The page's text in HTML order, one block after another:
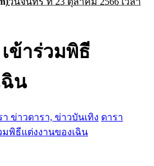
ข้าร่วมพิธี
ฉิน
า ข่าวดารา, ข่าวบันเทิง ดารา
มพิธีแต่งงานของเฉิน